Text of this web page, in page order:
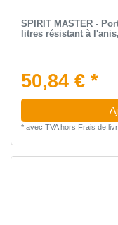
SPIRIT MASTER -
litres résistant à
50,84 € *
* avec TVAhors Frais de